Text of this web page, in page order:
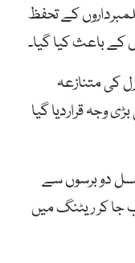
کے تحفظ
کے باعث کیا گیا۔
کی متنازعہ
وجہ قراردیا گیا
دو برسوں سے
جا کر ریٹنگ میں